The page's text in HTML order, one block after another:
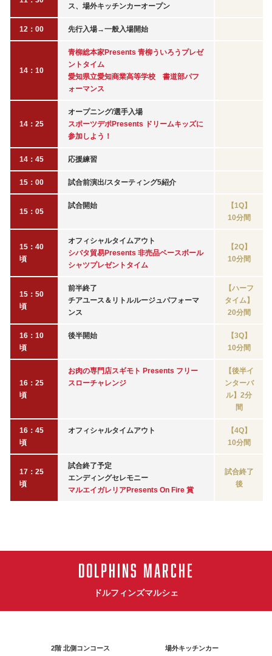
ス、場外キッチンカーオープン
12：00 先行入場→一般入場開始
14：10
青柳総本家Presents 青柳ういろうプレゼ
ントタイム
愛知県立愛知商業高等学校 書道部パフ
ォーマンス
14：25
オープニング/選手入場
スポーツデポPresents ドリームキッズに
参加しよう！
14：45 応援練習
15：00 試合前演出/スターティング5紹介
15：05
試合開始
【1Q】
10分間
15：40
頃
オフィシャルタイムアウト
シバタ貿易Presents 非売品ベースボール
シャツプレゼントタイム
【2Q】
10分間
15：50
頃
前半終了
チアユース＆リトルルージュパフォーマ
ンス
【ハーフ
タイム】
20分間
16：10
頃
後半開始
【3Q】
10分間
16：25
頃
お肉の専門店スギモト Presents フリー
スローチャレンジ
【後半イ
ンターバ
ル】2分
間
16：45
頃
オフィシャルタイムアウト
【4Q】
10分間
17：25
頃
試合終了予定
エンディングセレモニー
マルエイガレリアPresents On Fire 賞
試合終了
後
DOLPHINS MARCHE
ドルフィンズマルシェ
2階 北側コンコース 場外キッチンカー